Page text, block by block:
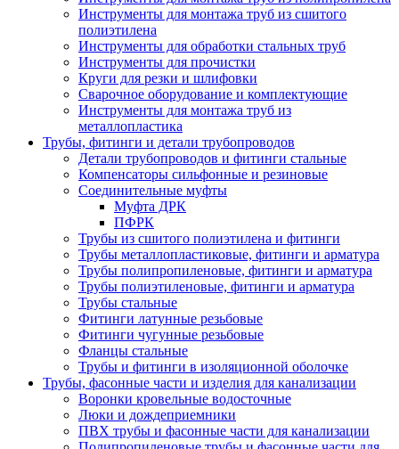
Инструменты для монтажа труб из сшитого
полиэтилена
Инструменты для обработки стальных труб
Инструменты для прочистки
Круги для резки и шлифовки
Сварочное оборудование и комплектующие
Инструменты для монтажа труб из
металлопластика
Трубы, фитинги и детали трубопроводов
Детали трубопроводов и фитинги стальные
Компенсаторы сильфонные и резиновые
Соединительные муфты
Муфта ДРК
ПФРК
Трубы из сшитого полиэтилена и фитинги
Трубы металлопластиковые, фитинги и арматура
Трубы полипропиленовые, фитинги и арматура
Трубы полиэтиленовые, фитинги и арматура
Трубы стальные
Фитинги латунные резьбовые
Фитинги чугунные резьбовые
Фланцы стальные
Трубы и фитинги в изоляционной оболочке
Трубы, фасонные части и изделия для канализации
Воронки кровельные водосточные
Люки и дождеприемники
ПВХ трубы и фасонные части для канализации